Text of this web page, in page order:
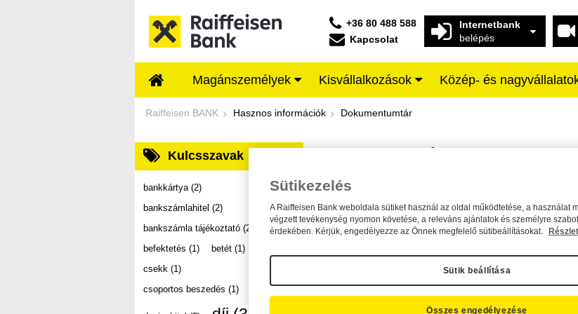
+36 80 488 588
Kapcsolat
Internetbank
belépés
Magánszemélyek Kisvállalkozások Közép- és
Dokumentumtár - Raiffeisen BANK
Raiffeisen BANK Hasznos információk Dokumentumtár
Kulcsszavak
bankkártya (2)
bankszámlahitel (2)
bankszámla tájékoztató (2)
befektetés (1) betét (1)
csekk (1)
csoportos beszedés (1)
A dokumentum kereséséhez kérjük, írja be a keresőszót a
Sütikezelés
A Raiffeisen Bank weboldala sütiket használ az oldal működtetése, a használat
végzett tevékenység nyomon követése, a releváns ajánlatok és személyre
érdekében. Kérjük, engedélyezze az Önnek megfelelő sütibeállításokat.
Sütik beállítása
Összes engedélyezése